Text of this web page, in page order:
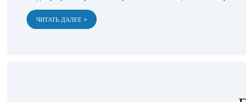
ЧИТАТЬ ДАЛЕЕ >